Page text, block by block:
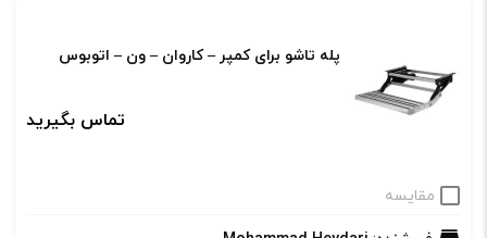
پله تاشو برای کمپر – کاروان – ون – اتوبوس
تماس بگیرید
مقایسه